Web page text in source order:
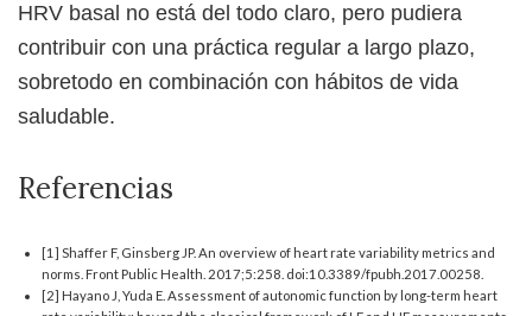
HRV basal no está del todo claro, pero pudiera
contribuir con una práctica regular a largo plazo,
sobretodo en combinación con hábitos de vida
saludable.
Referencias
[1] Shaffer F, Ginsberg JP. An overview of heart rate variability metrics and
norms. Front Public Health. 2017;5:258. doi:10.3389/fpubh.2017.00258.
[2] Hayano J, Yuda E. Assessment of autonomic function by long-term heart